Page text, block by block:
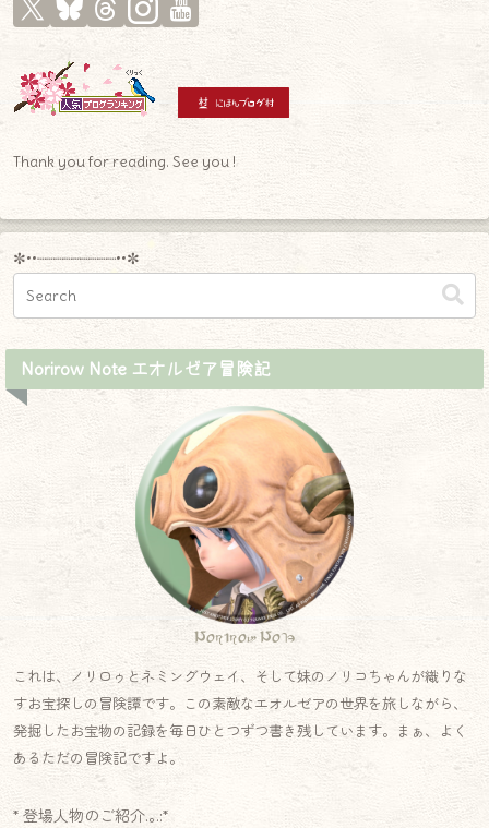
Thank you for reading. See you !
✼••┈┈┈┈┈┈┈┈┈••✼
Norirow Note エオルゼア冒険記
Norirow Note
これは、ノリロゥとネミングウェイ、そして妹のノリコちゃんが織りな
すお宝探しの冒険譚です。この素敵なエオルゼアの世界を旅しながら、
発掘したお宝物の記録を毎日ひとつずつ書き残しています。まぁ、よく
あるただの冒険記ですよ。
* 登場人物のご紹介.｡.:*